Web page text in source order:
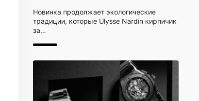
Новинка продолжает экологические
традиции, которые Ulysse Nardin кирпичик
за…